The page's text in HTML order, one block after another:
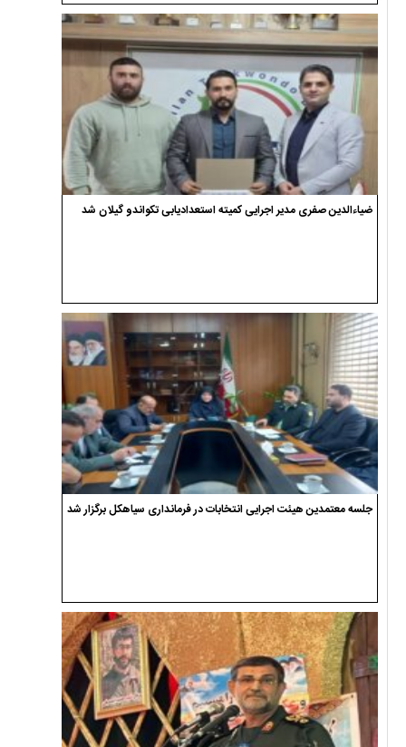
ضیاءالدین صفری مدیر اجرایی کمیته استعدادیابی تکواندو گیلان شد
جلسه معتمدین هیئت اجرایی انتخابات در فرمانداری سیاهکل برگزار شد